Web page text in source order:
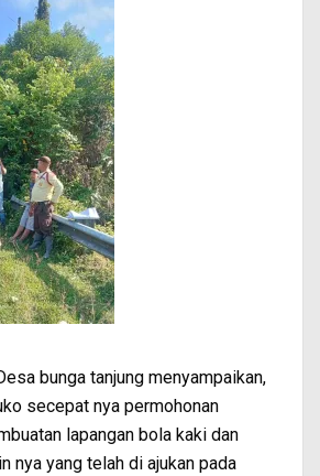
bunga tanjung menyampaikan,
secepat nya permohonan
lapangan bola kaki dan
nya yang telah di ajukan pada